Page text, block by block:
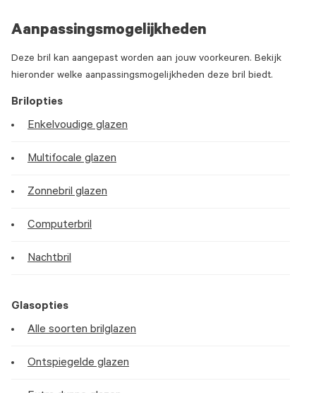
Aanpassingsmogelijkheden
Deze bril kan aangepast worden aan jouw voorkeuren. Bekijk
hieronder welke aanpassingsmogelijkheden deze bril biedt.
Brilopties
Enkelvoudige glazen
Multifocale glazen
Zonnebril glazen
Computerbril
Nachtbril
Glasopties
Alle soorten brilglazen
Ontspiegelde glazen